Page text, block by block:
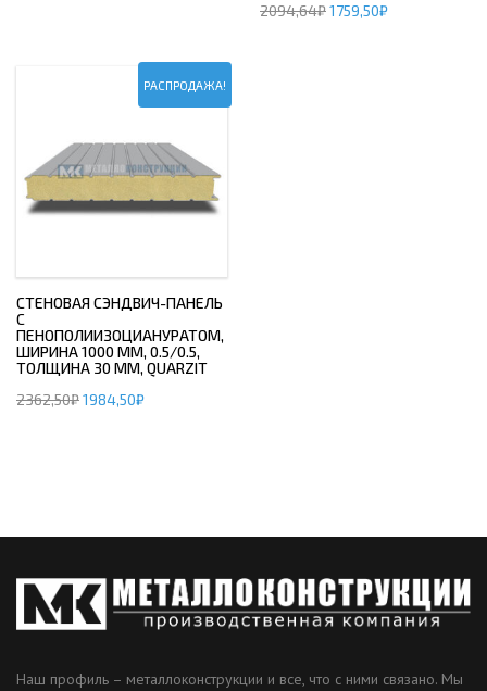
2094,64₽1759,50₽
РАСПРОДАЖА!
СТЕНОВАЯ СЭНДВИЧ-ПАНЕЛЬ
С
ПЕНОПОЛИИЗОЦИАНУРАТОМ,
ШИРИНА 1000 ММ, 0.5/0.5,
ТОЛЩИНА 30 ММ, QUARZIT
2362,50₽1984,50₽
Наш профиль – металлоконструкции и все, что с ними связано. Мы